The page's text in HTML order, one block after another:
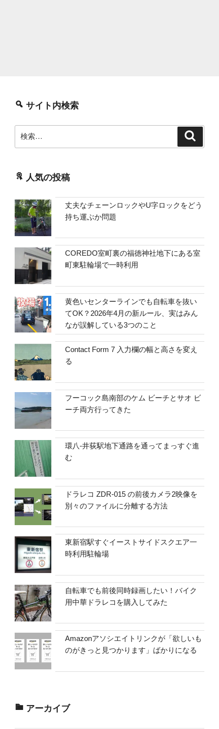
サイト内検索
索:
人気の投稿
丈夫なチェーンロックやU字ロックをどう
持ち運ぶか問題
COREDO室町裏の福徳神社地下にある室
町東駐輪場で一時利用
黄色いセンターラインでも自転車を抜い
てOK？2026年4月の新ルール、実はみん
なが誤解している3つのこと
Contact Form 7 入力欄の幅と高さを変え
る
フーコック島南部のケム ビーチとサオ ビ
ーチ両方行ってきた
環八-井荻駅地下通路を通ってまっすぐ進
む
ドラレコ ZDR-015 の前後カメラ2映像を
別々のファイルに分離する方法
東新宿駅すぐイーストサイドスクエア一
時利用駐輪場
自転車でも前後同時録画したい！バイク
用中華ドラレコを購入してみた
Amazonアソシエイトリンクが「欲しいも
のがきっと見つかります」ばかりになる
アーカイブ